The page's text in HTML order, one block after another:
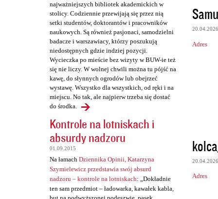
najważniejszych bibliotek akademickich w
stolicy. Codziennie przewijają się przez nią
setki studentów, doktorantów i pracowników
naukowych. Są również pasjonaci, samodzielni
badacze i warszawiacy, którzy poszukują
niedostępnych gdzie indziej pozycji.
Wycieczka po mieście bez wizyty w BUW-ie też
się nie liczy. W wolnej chwili można tu pójść na
kawę, do słynnych ogrodów lub obejrzeć
wystawę. Wszystko dla wszystkich, od ręki i na
miejscu. No tak, ale najpierw trzeba się dostać
do środka.
Kontrole na lotniskach i
absurdy nadzoru
01.09.2015
Na łamach Dziennika Opinii, Katarzyna
Szymielewicz przedstawia swój absurd
nadzoru – kontrole na lotniskach: „Dokładnie
ten sam przedmiot – ładowarka, kawałek kabla,
20.04.2026
Adres
20.04.2026
Adres